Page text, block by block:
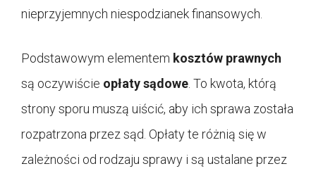
nieprzyjemnych niespodzianek finansowych.
Podstawowym elementem kosztów prawnych
są oczywiście opłaty sądowe. To kwota, którą
strony sporu muszą uiścić, aby ich sprawa została
rozpatrzona przez sąd. Opłaty te różnią się w
zależności od rodzaju sprawy i są ustalane przez